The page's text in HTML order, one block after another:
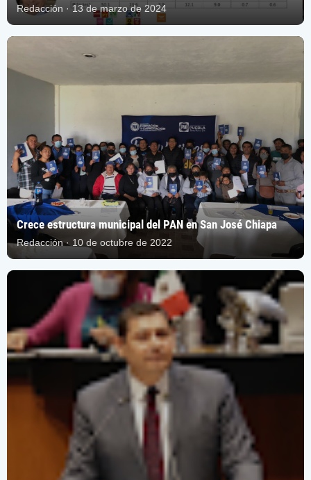
Redacción · 13 de marzo de 2024
Crece estructura municipal del PAN en San José Chiapa
Redacción · 10 de octubre de 2022